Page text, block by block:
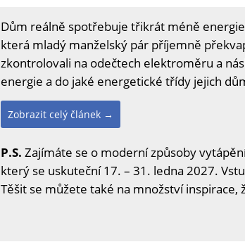
Dům reálně spotřebuje třikrát méně
která mladý manželský pár příjemně
zkontrolovali na odečtech elektroměru a
energie a do jaké energetické třídy jejich
Zobrazit celý článek →
P.S. Zajímáte se o moderní způsoby
který se uskuteční 17. – 31. ledna 2027.
Těšit se můžete také na množství